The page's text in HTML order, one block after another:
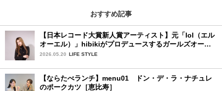
おすすめ記事
【日本レコード大賞新人賞アーティスト】元「lol（エル
オーエル）」hibikiがプロデュースするガールズオーデ
ィションが始動！ 応募は5月31日（日）まで
2026.05.20 LIFE STYLE
【ならたべランチ】menu01 ドン・デ・ラ・ナチュレ
のポークカツ［恵比寿］